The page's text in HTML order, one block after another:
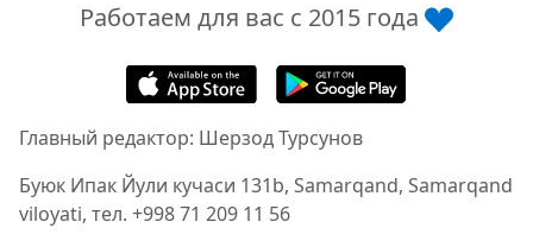
Работаем для вас с 2015 года
Главный редактор: Шерзод Турсунов
Буюк Ипак Йули кучаси 131b, Samarqand, Samarqand
viloyati, тел. +998 71 209 11 56